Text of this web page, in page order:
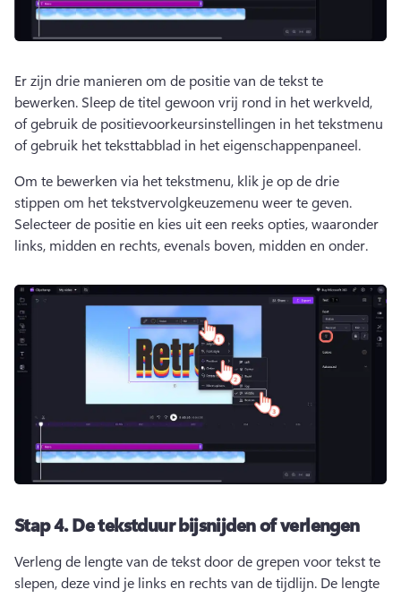
Er zijn drie manieren om de positie van de tekst te
bewerken. Sleep de titel gewoon vrij rond in het werkveld,
of gebruik de positievoorkeursinstellingen in het tekstmenu
of gebruik het teksttabblad in het eigenschappenpaneel.
Om te bewerken via het tekstmenu, klik je op de drie
Selecteer de positie en kies uit een reeks opties, waaronder
links, midden en rechts, evenals boven, midden en onder.
Stap 4.De tekstduur bijsnijden of verlengen
Verleng de lengte van de tekst door de grepen voor tekst te
slepen, deze vind je links en rechts van de tijdlijn. De lengte